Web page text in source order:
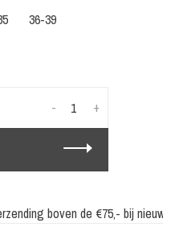
36-39
+
-
boven de €75,- bij nieuwe